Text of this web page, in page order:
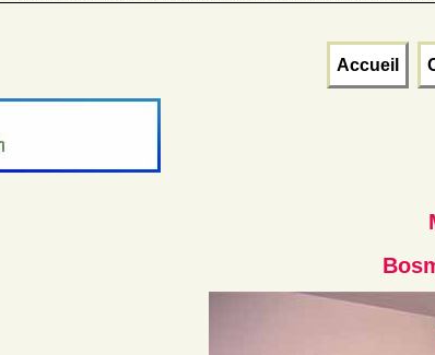
Accueil